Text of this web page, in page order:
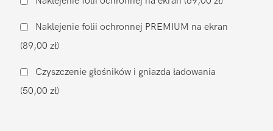
Galaxy
Z
Fold
3
Naklejenie folii ochronnej PREMIUM na ekran
(89,00 zł)
Czyszczenie głośników i gniazda ładowania
(50,00 zł)